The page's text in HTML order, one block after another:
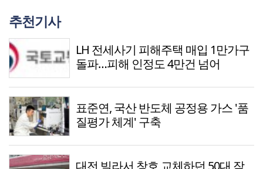
추천기사
LH 전세사기 피해주택 매입 1만가구
돌파…피해 인정도 4만건 넘어
표준연, 국산 반도체 공정용 가스 '품
질평가 체계' 구축